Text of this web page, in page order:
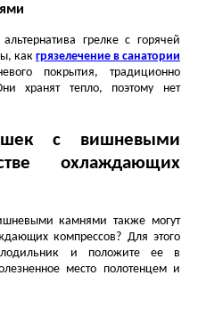
грелке с горячей
как грязелечение в санатории
покрытия, традиционно
хранят тепло, поэтому нет
с вишневыми
охлаждающих
камнями также могут
компрессов? Для этого
и положите ее в
место полотенцем и